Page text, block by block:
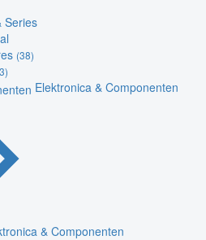
Series
(38)
Elektronica & Componenten
& Componenten